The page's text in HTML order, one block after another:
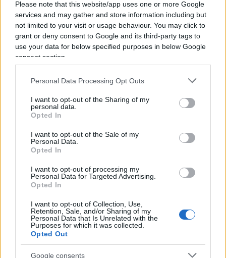
Please note that this website/app uses one or more Google
services and may gather and store information including but
not limited to your visit or usage behaviour. You may click to
grant or deny consent to Google and its third-party tags to
use your data for below specified purposes in below Google
consent section.
Personal Data Processing Opt Outs
I want to opt-out of the Sharing of my
personal data.
Opted In
I want to opt-out of the Sale of my
Personal Data.
Opted In
I want to opt-out of processing my
Personal Data for Targeted Advertising.
Opted In
I want to opt-out of Collection, Use,
Retention, Sale, and/or Sharing of my
Personal Data that Is Unrelated with the
Purposes for which it was collected.
Opted Out
Google consents
stesso.
Forse è proprio questa l’occasione che resta
ostacolo all’amministrazione, ma una
moderna infrastruttura della buona
amministrazione
nell’analisi dei dati, più chiara nel distinguere